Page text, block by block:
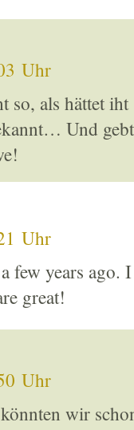
Uhr
so, als hättet
Und
Uhr
few years ago.
great!
Uhr
wir